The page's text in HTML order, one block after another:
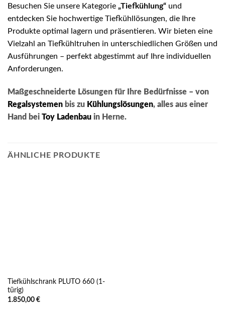
Besuchen Sie unsere Kategorie „Tiefkühlung“ und
entdecken Sie hochwertige Tiefkühllösungen, die Ihre
Produkte optimal lagern und präsentieren. Wir bieten eine
Vielzahl an Tiefkühltruhen in unterschiedlichen Größen und
Ausführungen – perfekt abgestimmt auf Ihre individuellen
Anforderungen.
Maßgeschneiderte Lösungen für Ihre Bedürfnisse – von
Regalsystemen bis zu Kühlungslösungen, alles aus einer
Hand bei Toy Ladenbau in Herne.
ÄHNLICHE PRODUKTE
Tiefkühlschrank PLUTO 660 (1-
türig)
1.850,00 €